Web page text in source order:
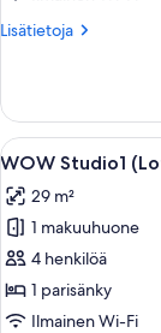
Lisätietoja
Lisätietoja
Avaa
kaikki
huonetyypin
WOW
Studio1
(Lofts)
kuvat
1
WOW Studio1
29 m²
1 makuuhuone
4 henkilöä
1 parisänky
Ilmainen Wi-Fi